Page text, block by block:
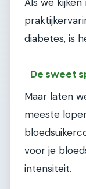
diabetes, is
De sweet
Maar laten
meeste
voor je
intensiteit.